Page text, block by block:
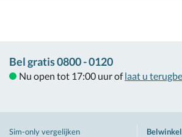
Bel gratis 0800 - 0120
Nu open tot 17:00 uur of laat u
Sim-only vergelijken